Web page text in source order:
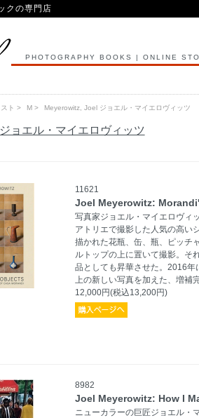
クの専門店
PHOTOGRAPHY BOOKS | ONLINE
ト > M> Meyerowitz, Joel ジョエル・マイエロヴィッツ
ョエル・マイエロヴィッツ
11621
Joel Meyerowitz:
写真家ジョエル・マイエロヴィ
アトリエで撮影した人気の高い
描かれた花瓶、缶、瓶、ピッチ
ルトップの上に置いて撮影。そ
品としても昇華させた。2016
上の新しい写真を加えた、増補
12,000円(税込13,200円)
8982
Joel Meyerowitz: How I
ニューカラーの巨匠ジョエル・